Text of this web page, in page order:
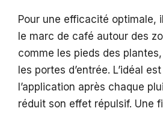
Pour une efficacité optimale,
le marc de café autour des
comme les pieds des
les portes d’entrée. L’idéal
l’application après chaque
réduit son effet répulsif. Une